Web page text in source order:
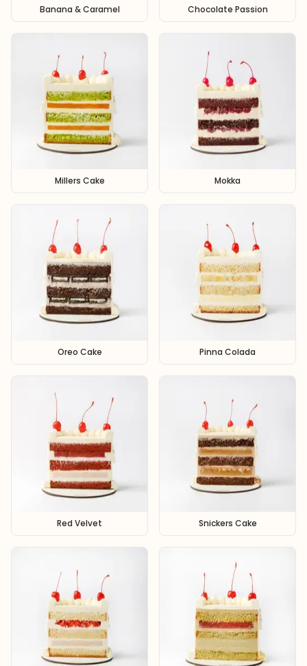
Banana & Caramel Chocolate Passion
Millers Cake Mokka
Oreo Cake Pinna Colada
Red Velvet Snickers Cake